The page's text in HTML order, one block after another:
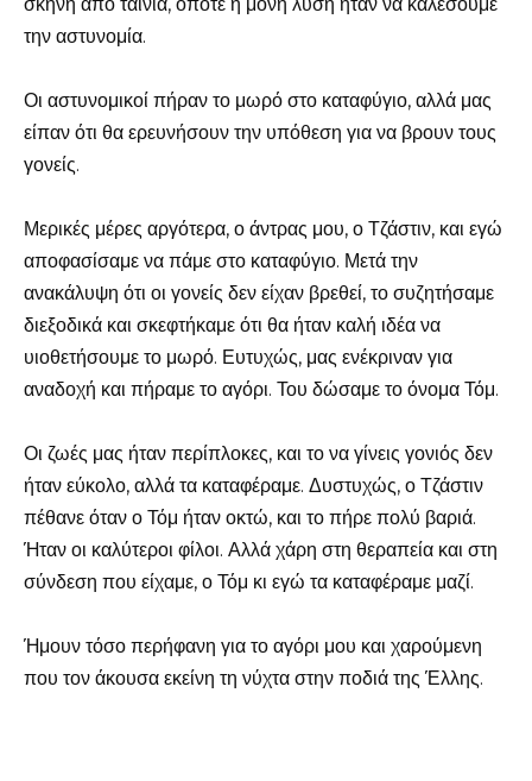
την αστυνομία.
Οι αστυνομικοί πήραν το μωρό στο καταφύγιο, αλλά μας
είπαν ότι θα ερευνήσουν την υπόθεση για να βρουν τους
γονείς.
Μερικές μέρες αργότερα, ο άντρας μου, ο Τζάστιν, και εγώ
αποφασίσαμε να πάμε στο καταφύγιο. Μετά την
ανακάλυψη ότι οι γονείς δεν είχαν βρεθεί, το συζητήσαμε
διεξοδικά και σκεφτήκαμε ότι θα ήταν καλή ιδέα να
υιοθετήσουμε το μωρό. Ευτυχώς, μας ενέκριναν για
αναδοχή και πήραμε το αγόρι. Του δώσαμε το όνομα Τόμ.
Οι ζωές μας ήταν περίπλοκες, και το να γίνεις γονιός δεν
ήταν εύκολο, αλλά τα καταφέραμε. Δυστυχώς, ο Τζάστιν
πέθανε όταν ο Τόμ ήταν οκτώ, και το πήρε πολύ βαριά.
Ήταν οι καλύτεροι φίλοι. Αλλά χάρη στη θεραπεία και στη
σύνδεση που είχαμε, ο Τόμ κι εγώ τα καταφέραμε μαζί.
Ήμουν τόσο περήφανη για το αγόρι μου και χαρούμενη
που τον άκουσα εκείνη τη νύχτα στην ποδιά της Έλλης.